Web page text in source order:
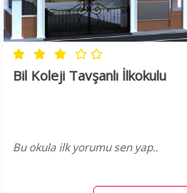
Bil Koleji Tavşanlı İlkokulu
Bu okula ilk yorumu sen yap..